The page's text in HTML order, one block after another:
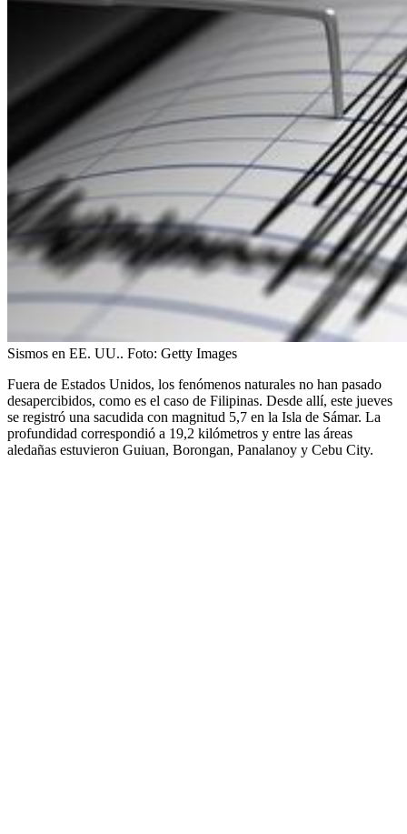
Sismos en EE. UU.. Foto: Getty Images
Fuera de Estados Unidos, los fenómenos naturales no han pasado
desapercibidos, como es el caso de Filipinas. Desde allí, este jueves
se registró una sacudida con magnitud 5,7 en la Isla de Sámar. La
profundidad correspondió a 19,2 kilómetros y entre las áreas
aledañas estuvieron Guiuan, Borongan, Panalanoy y Cebu City.